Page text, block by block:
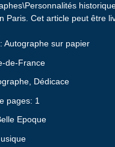
Paris. Cet article peut être
Autographe sur papier
de-France
Dédicace
pages: 1
Epoque